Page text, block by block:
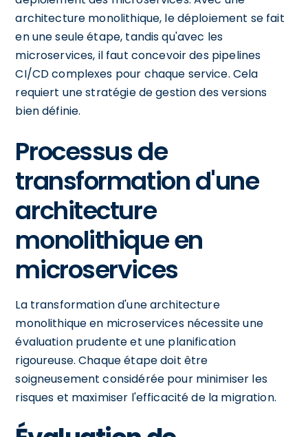
architecture monolithique, le déploiement se fait
en une seule étape, tandis qu'avec les
microservices, il faut concevoir des pipelines
CI/CD complexes pour chaque service. Cela
requiert une stratégie de gestion des versions
bien définie.
Processus de
transformation d'une
architecture
monolithique en
microservices
La transformation d'une architecture
monolithique en microservices nécessite une
évaluation prudente et une planification
rigoureuse. Chaque étape doit être
soigneusement considérée pour minimiser les
risques et maximiser l'efficacité de la migration.